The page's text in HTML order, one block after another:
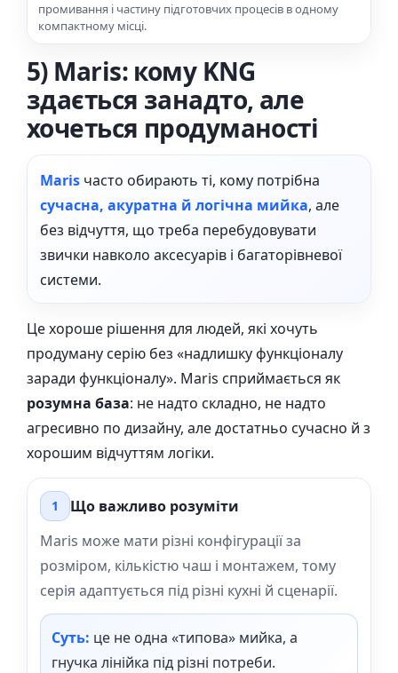
промивання і частину підготовчих процесів в одному
компактному місці.
5) Maris: кому KNG
здається занадто, але
хочеться продуманості
Maris часто обирають ті, кому потрібна
сучасна, акуратна й логічна мийка, але
без відчуття, що треба перебудовувати
звички навколо аксесуарів і багаторівневої
системи.
Це хороше рішення для людей, які хочуть
продуману серію без «надлишку функціоналу
заради функціоналу». Maris сприймається як
розумна база: не надто складно, не надто
агресивно по дизайну, але достатньо сучасно й з
хорошим відчуттям логіки.
1
Що важливо розуміти
Maris може мати різні конфігурації за
розміром, кількістю чаш і монтажем, тому
серія адаптується під різні кухні й сценарії.
Суть: це не одна «типова» мийка, а
гнучка лінійка під різні потреби.